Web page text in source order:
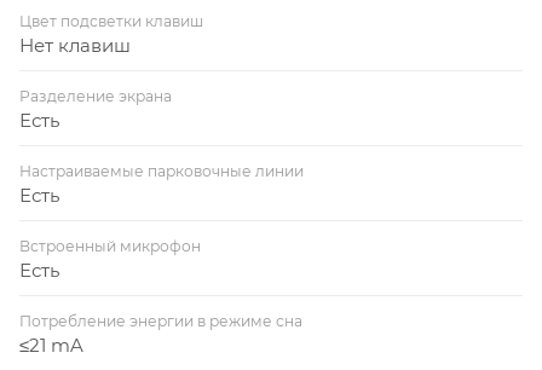
Цвет подсветки клавиш
Нет клавиш
Разделение экрана
Есть
Настраиваемые парковочные линии
Есть
Встроенный микрофон
Есть
Потребление энергии в режиме сна
≤21 mA